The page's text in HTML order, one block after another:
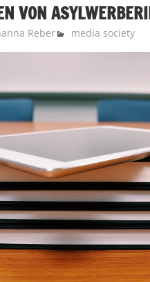
VON
Reber media society